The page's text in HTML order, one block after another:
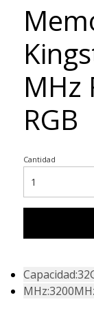
MHz
RGB
Cantidad